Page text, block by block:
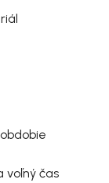
voľný čas